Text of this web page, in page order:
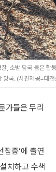
소방 당국 등은 합
당국. (사진제공=대전
가들은 무리
중’에 출연
치하고 수색